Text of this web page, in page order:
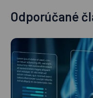
Odporúčané